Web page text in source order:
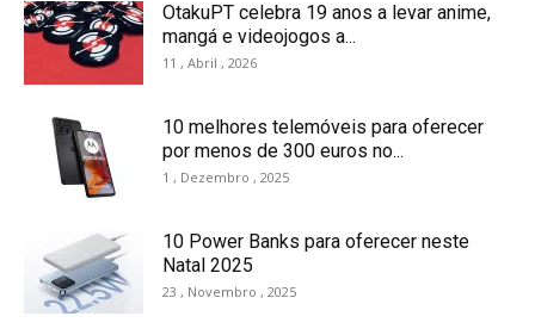
OtakuPT celebra 19 anos a levar anime,
mangá e videojogos a...
11 , Abril , 2026
10 melhores telemóveis para oferecer
por menos de 300 euros no...
1 , Dezembro , 2025
10 Power Banks para oferecer neste
Natal 2025
23 , Novembro , 2025